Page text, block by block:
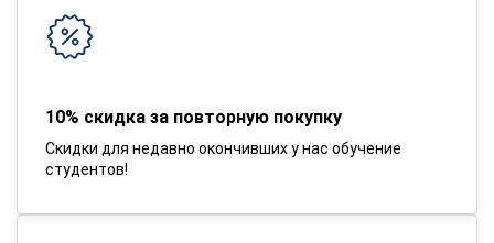
10% скидка за повторную покупку
Скидки для недавно окончивших у нас обучение
студентов!